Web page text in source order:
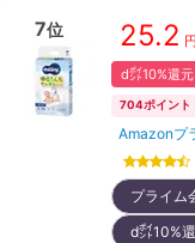
7位 25.2
d㌽10%還
704ポイント
Amazonプ
プライ
d㌽10%